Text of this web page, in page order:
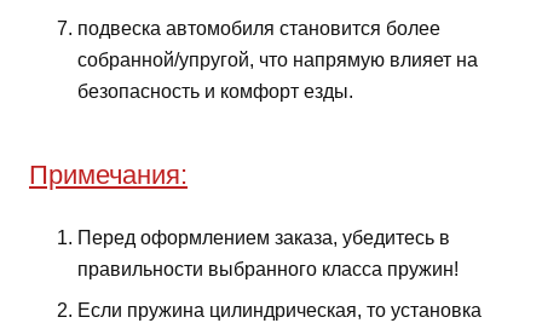
подвеска автомобиля становится более
собранной/упругой, что напрямую влияет на
безопасность и комфорт езды.
Примечания:
Перед оформлением заказа, убедитесь в
правильности выбранного класса пружин!
Если пружина цилиндрическая, то установка